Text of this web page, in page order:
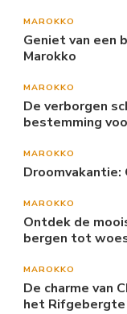
MAROKKO
Geniet van een
Marokko
MAROKKO
De verborgen
bestemming
MAROKKO
Droomvakantie:
MAROKKO
Ontdek de
bergen tot
MAROKKO
De charme van
het Rifgebergte